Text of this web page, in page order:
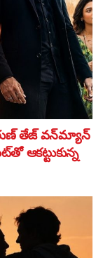
తేజ్ వన్‌మ్యాన్